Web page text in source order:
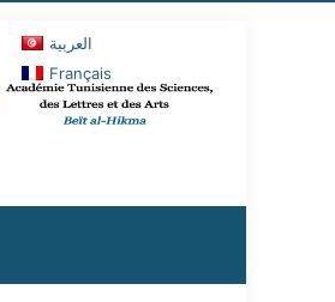
العربية
Français